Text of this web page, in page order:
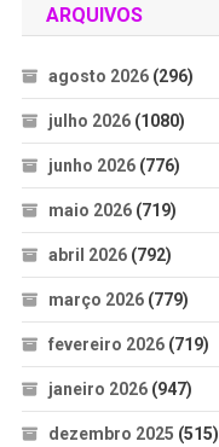
ARQUIVOS
agosto 2026(296)
julho 2026(1080)
junho 2026(776)
maio 2026(719)
abril 2026(792)
março 2026(779)
fevereiro 2026(719)
janeiro 2026(947)
dezembro 2025 (515)